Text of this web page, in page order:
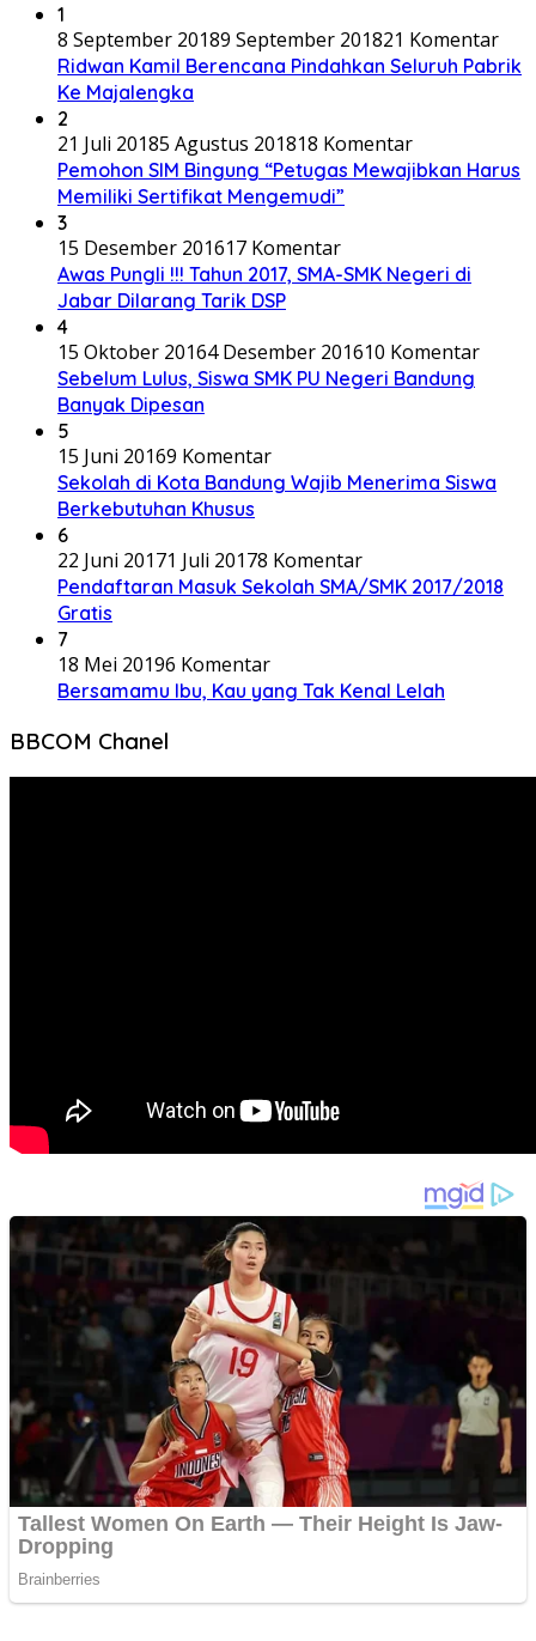
1
8 September 20189 September 201821 Komentar
Ridwan Kamil Berencana Pindahkan Seluruh Pabrik
Ke Majalengka
2
21 Juli 20185 Agustus 201818 Komentar
Pemohon SIM Bingung “Petugas Mewajibkan Harus
Memiliki Sertifikat Mengemudi”
3
15 Desember 201617 Komentar
Awas Pungli !!! Tahun 2017, SMA-SMK Negeri di
Jabar Dilarang Tarik DSP
4
15 Oktober 20164 Desember 201610 Komentar
Sebelum Lulus, Siswa SMK PU Negeri Bandung
Banyak Dipesan
5
15 Juni 20169 Komentar
Sekolah di Kota Bandung Wajib Menerima Siswa
Berkebutuhan Khusus
6
22 Juni 20171 Juli 20178 Komentar
Pendaftaran Masuk Sekolah SMA/SMK 2017/2018
Gratis
7
18 Mei 20196 Komentar
Bersamamu Ibu, Kau yang Tak Kenal Lelah
BBCOM Chanel